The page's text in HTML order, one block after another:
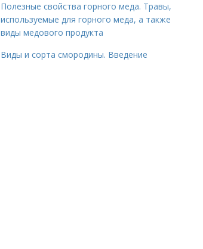
Полезные свойства горного меда. Травы,
используемые для горного меда, а также
виды медового продукта
Виды и сорта смородины. Введение